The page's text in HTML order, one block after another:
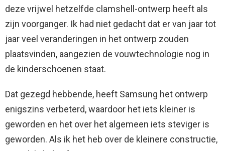
deze vrijwel hetzelfde clamshell-ontwerp heeft als
zijn voorganger. Ik had niet gedacht dat er van jaar tot
jaar veel veranderingen in het ontwerp zouden
plaatsvinden, aangezien de vouwtechnologie nog in
de kinderschoenen staat.
Dat gezegd hebbende, heeft Samsung het ontwerp
enigszins verbeterd, waardoor het iets kleiner is
geworden en het over het algemeen iets steviger is
geworden. Als ik het heb over de kleinere constructie,